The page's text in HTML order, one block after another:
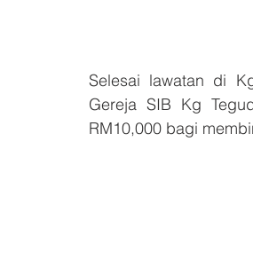
Selesai lawatan di
Gereja SIB Kg
RM10,000 bagi